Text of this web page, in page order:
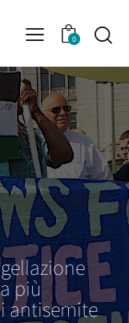
0
più
antisemite